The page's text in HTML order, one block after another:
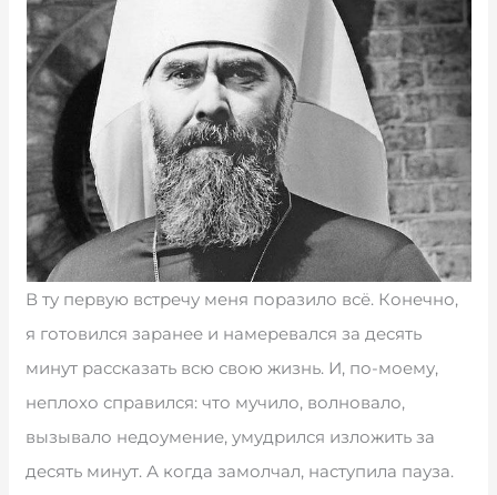
В ту первую встречу меня поразило всё. Конечно,
я готовился заранее и намеревался за десять
минут рассказать всю свою жизнь. И, по-моему,
неплохо справился: что мучило, волновало,
вызывало недоумение, умудрился изложить за
десять минут. А когда замолчал, наступила пауза.